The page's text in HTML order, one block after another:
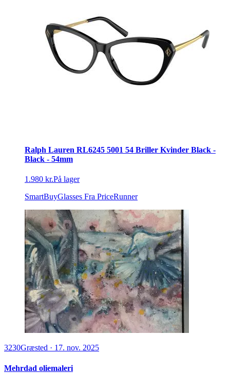
Ralph Lauren RL6245 5001 54 Briller Kvinder Black -
Black - 54mm
1.980 kr.På lager
SmartBuyGlasses Fra PriceRunner
3230Græsted · 17. nov. 2025
Mehrdad oliemaleri